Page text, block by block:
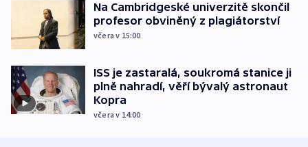
Na Cambridgeské univerzitě skončil
profesor obviněný z plagiátorství
včera v 15:00
ISS je zastaralá, soukromá stanice ji
plně nahradí, věří bývalý astronaut
Kopra
včera v 14:00